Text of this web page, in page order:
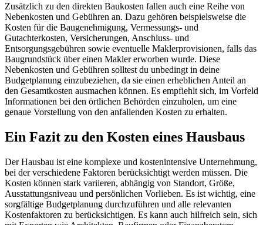
Zusätzlich zu den direkten Baukosten fallen auch eine Reihe von
Nebenkosten und Gebühren an. Dazu gehören beispielsweise die
Kosten für die Baugenehmigung, Vermessungs- und
Gutachterkosten, Versicherungen, Anschluss- und
Entsorgungsgebühren sowie eventuelle Maklerprovisionen, falls das
Baugrundstück über einen Makler erworben wurde. Diese
Nebenkosten und Gebühren solltest du unbedingt in deine
Budgetplanung einzubeziehen, da sie einen erheblichen Anteil an
den Gesamtkosten ausmachen können. Es empfiehlt sich, im Vorfeld
Informationen bei den örtlichen Behörden einzuholen, um eine
genaue Vorstellung von den anfallenden Kosten zu erhalten.
Ein Fazit zu den Kosten eines Hausbaus
Der Hausbau ist eine komplexe und kostenintensive Unternehmung,
bei der verschiedene Faktoren berücksichtigt werden müssen. Die
Kosten können stark variieren, abhängig von Standort, Größe,
Ausstattungsniveau und persönlichen Vorlieben. Es ist wichtig, eine
sorgfältige Budgetplanung durchzuführen und alle relevanten
Kostenfaktoren zu berücksichtigen. Es kann auch hilfreich sein, sich